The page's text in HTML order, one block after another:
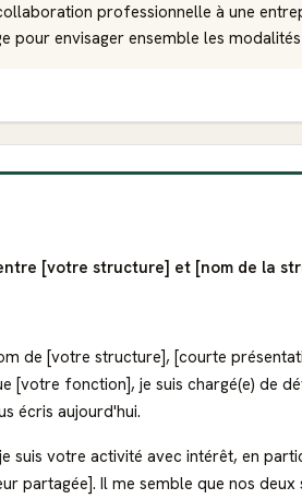
professionnelle à une
pour envisager ensemble les
[votre structure] et [nom de la
de [votre structure], [courte
[votre fonction], je suis chargé(e) de
écris aujourd'hui.
suis votre activité avec intérêt, en
partagée]. Il me semble que nos deux